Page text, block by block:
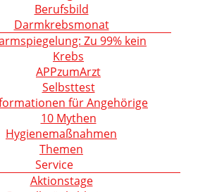
Berufsbild
Darmkrebsmonat
Zu 99% kein
Krebs
APPzumArzt
Selbsttest
für Angehörige
10 Mythen
Hygienemaßnahmen
Themen
Service
Aktionstage